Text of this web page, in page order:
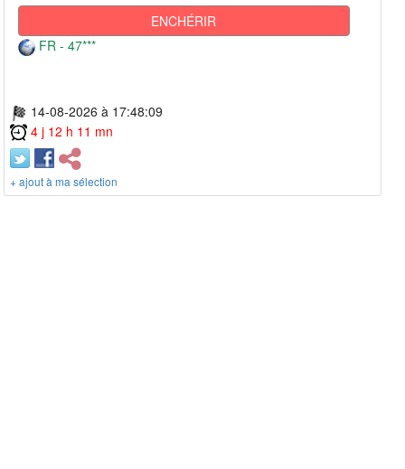
ENCHÉRIR
FR - 47***
14-08-2026 à 17:48:09
4 j 12 h 11 mn
+ ajout à ma sélection